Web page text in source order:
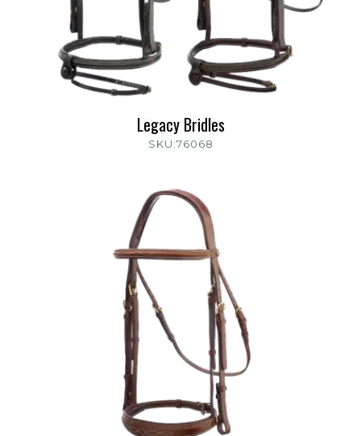
Legacy Bridles
SKU:76068